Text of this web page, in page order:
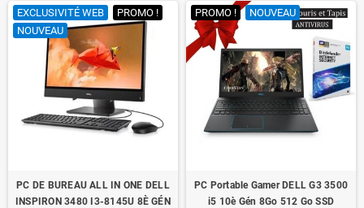
EXCLUSIVITÉ WEB
PROMO !
NOUVEAU
PC DE BUREAU ALL IN ONE DELL
INSPIRON 3480 I3-8145U 8È GÉN
PROMO ! NOUVEAU
PC Portable Gamer DELL G3 3500
i5 10è Gén 8Go 512 Go SSD